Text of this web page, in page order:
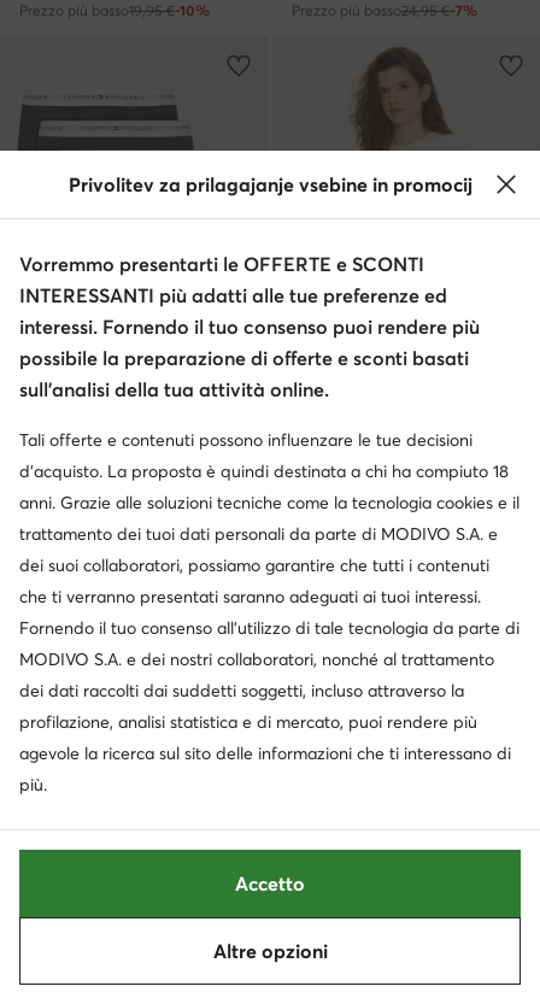
Prezzo più basso19,95 €-10%
Prezzo più basso24,95 €-7%
Set di boxer · Nero
64,99€
Occasione
T-shirt · Écru
Prezzo attuale
18,95€
Prezzo regolare 29,95 €
-36%
19,95 €
Occasione
Versace Jeans Couture
56,99€
Occasione
Calvin Klein Jeans
Polo · Nero
42,99€
Privolitev za prilagajanje vsebine in promocij
Vorremmo presentarti le OFFERTE e SCONTI
INTERESSANTI più adatti alle tue preferenze ed
interessi. Fornendo il tuo consenso puoi rendere più
possibile la preparazione di offerte e sconti basati
sull’analisi della tua attività online.
Tali offerte e contenuti possono influenzare le tue decisioni
d’acquisto. La proposta è quindi destinata a chi ha compiuto 18
anni. Grazie alle soluzioni tecniche come la tecnologia cookies e il
trattamento dei tuoi dati personali da parte di MODIVO S.A. e
dei suoi collaboratori, possiamo garantire che tutti i contenuti
che ti verranno presentati saranno adeguati ai tuoi interessi.
Fornendo il tuo consenso all’utilizzo di tale tecnologia da parte di
MODIVO S.A. e dei nostri collaboratori, nonché al trattamento
dei dati raccolti dai suddetti soggetti, incluso attraverso la
profilazione, analisi statistica e di mercato, puoi rendere più
agevole la ricerca sul sito delle informazioni che ti interessano di
più.
Altre opzioni
Accetto